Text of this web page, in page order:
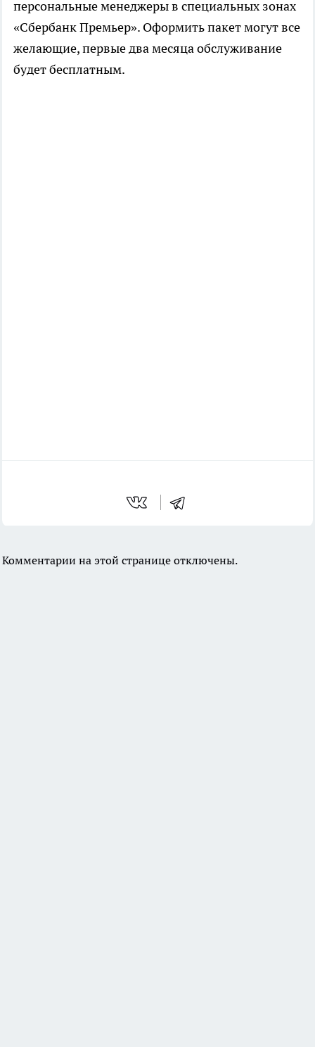
персональные менеджеры в специальных зонах
«Сбербанк Премьер». Оформить пакет могут все
желающие, первые два месяца обслуживание
будет бесплатным.
Комментарии на этой странице отключены.